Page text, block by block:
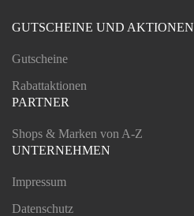
GUTSCHEINE UND AKTIONEN
Gutscheine
Rabattaktionen
PARTNER
Shops & Marken von A-Z
UNTERNEHMEN
Impressum
Datenschutz